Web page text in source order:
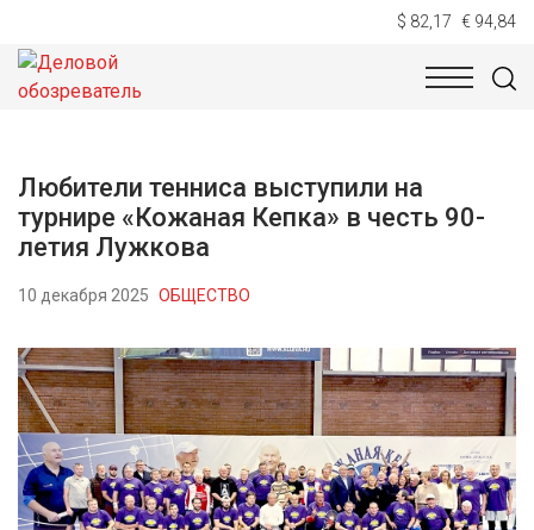
$ 82,17 € 94,84
НОВОСТИ
Любители тенниса выступили на
турнире «Кожаная Кепка» в честь 90-
летия Лужкова
10 декабря 2025 ОБЩЕСТВО